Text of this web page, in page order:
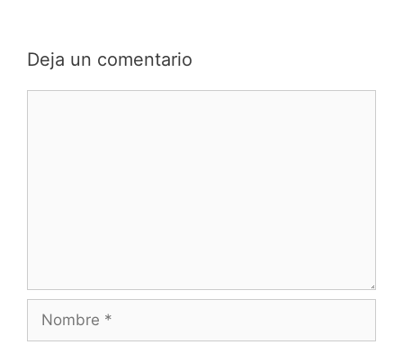
Deja un comentario